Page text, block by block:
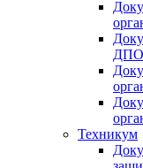
ДПО
Техникум